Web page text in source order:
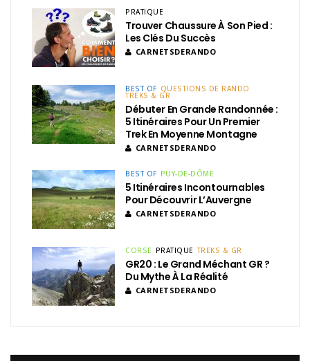
PRATIQUE
Trouver Chaussure À Son Pied :
Les Clés Du Succès
CARNETSDERANDO
BEST OF QUESTIONS DE RANDO
TREKS & GR
Débuter En Grande Randonnée :
5 Itinéraires Pour Un Premier
Trek En Moyenne Montagne
CARNETSDERANDO
BEST OF PUY-DE-DÔME
5 Itinéraires Incontournables
Pour Découvrir L’Auvergne
CARNETSDERANDO
CORSE PRATIQUE TREKS & GR
GR20 : Le Grand Méchant GR ?
Du Mythe À La Réalité
CARNETSDERANDO